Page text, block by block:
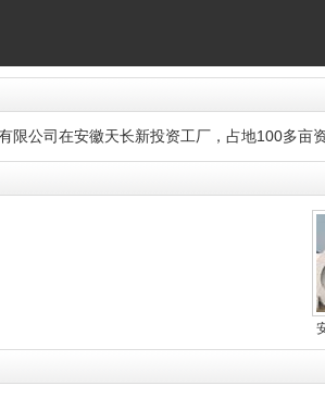
限公司在安徽天长新投资工厂，占地100多